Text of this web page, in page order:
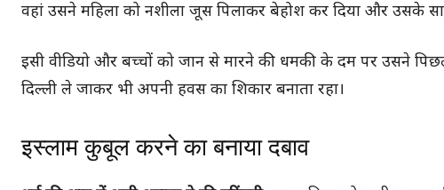
वहां उसने महिला को नशीला जूस पिलाकर बेहोश कर दिया और उसके
इसी वीडियो और बच्चों को जान से मारने की धमकी के दम पर उसने
दिल्ली ले जाकर भी अपनी हवस का शिकार बनाता रहा।
इस्लाम कुबूल करने का बनाया दबाव